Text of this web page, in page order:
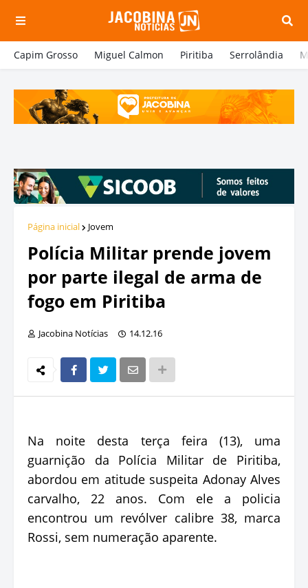
Capim Grosso Miguel Calmon Piritiba Serrolândia
Página inicial Jovem
Polícia Militar prende jovem
por parte ilegal de arma de
fogo em Piritiba
Jacobina Notícias 14.12.16
Na noite desta terça feira (13), uma
guarnição da Polícia Militar de Piritiba,
abordou em atitude suspeita Adonay Alves
carvalho, 22 anos. Com ele a policia
encontrou um revólver calibre 38, marca
Rossi, sem numeração aparente.